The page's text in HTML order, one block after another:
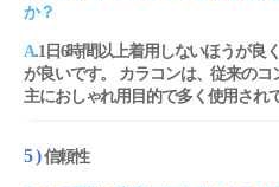
か？
A.1日6時間以上着用しないほうが良
が良いです。 カラコンは、従来のコ
主におしゃれ用目的で多く使用され
5 )信頼性